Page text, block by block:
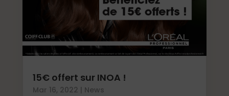
15€ offert sur INOA !
Mar 16, 2022 | News